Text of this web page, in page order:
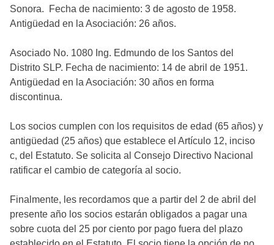
Sonora. Fecha de nacimiento: 3 de agosto de 1958.
Antigüedad en la Asociación: 26 años.
Asociado No. 1080 Ing. Edmundo de los Santos del
Distrito SLP. Fecha de nacimiento: 14 de abril de 1951.
Antigüedad en la Asociación: 30 años en forma
discontinua.
Los socios cumplen con los requisitos de edad (65 años) y
antigüedad (25 años) que establece el Artículo 12, inciso
c, del Estatuto. Se solicita al Consejo Directivo Nacional
ratificar el cambio de categoría al socio.
Finalmente, les recordamos que a partir del 2 de abril del
presente año los socios estarán obligados a pagar una
sobre cuota del 25 por ciento por pago fuera del plazo